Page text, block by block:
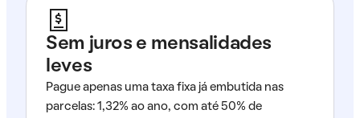
Sem juros e mensalidades
leves
Pague apenas uma taxa fixa já embutida nas
parcelas: 1,32% ao ano, com até 50% de